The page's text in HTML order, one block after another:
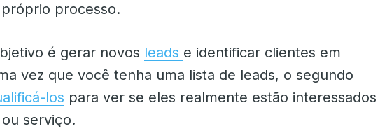
processo.
é gerar novos leads e identificar clientes em
vez que você tenha uma lista de leads, o segundo
los para ver se eles realmente estão
serviço.